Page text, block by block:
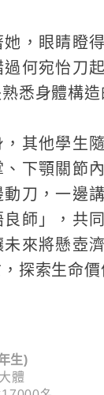
她，眼睛瞪
過何宛怡刀
悉身體構造
其他學生
下顎關節
刀，一邊
良師」，共
來將懸壺
探索生命價
生)
體